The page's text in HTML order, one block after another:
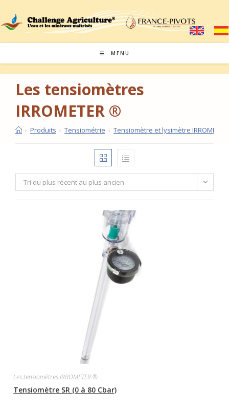
content
MENU
Les tensiomètres
IRROMETER ®
› Produits › Tensiométrie › Tensiomètre et lysimètre
Tri du plus récent au plus ancien
Les tensiomètres IRROMETER ®
Tensiomètre SR (0 à 80 Cbar)